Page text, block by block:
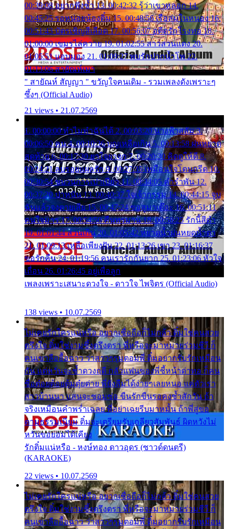
00:39:08 อยากฟังซ้ำ 13. 00:42:32 รู้ว่าเขาหลอก 14.
00:45:25 รอหน่อยน้องติ๋ม 15. 00:48:56 เรือล่มในหนอง 16.
00:51:43 บัตรเชิญสีเลือด 17. 00:56:07 อดีตรักโรงทอ 18.
01:00:00 เขมรไล่ควาย 19. 01:02:55 สาวสวนแตง 20.
01:05:51 แอบมอง 21. 01:09:27 พบรักปากน้ำโพ 22.
01:13:06 สายัณห์เมา
" สายัณห์ สัญญา " ขวัญใจคนเดิม - รวมเพลงดังเพราะๆ
ซึ้งๆ (Official Audio)
21 views • 21.07.2569
1. 00:00:00 ทำไมทำฉันได้ 2. 00:03:20 นางฟ้าสลัม 3.
00:06:50 คน 4. 00:10:36 บุญเหลือเกิน 5. 00:13:58 ฝนหยาด
สุดท้าย 6. 00:17:30 ยาใจยาจก 7. 00:20:30 คิดดูให้ดี 8.
00:24:21 ลบรอยแผลรัก 9. 00:27:35 เหมือนใจโดนกรีด 10.
00:30:54 ขบวนการเปาเปียว 11. 00:34:05 คำรำพัน 12.
00:37:20 ปาหนัน 13. 00:40:37 ใจเจ้ากรรม 14. 00:44:15 จูบ
ฉันแล้วจงตายเสีย 15. 00:47:24 ขอสูมาเต๊อะ 16. 00:51:11
คนใจมาร 17. 00:54:50 คืนทรมาน 18. 00:58:25 รักนี้สีดำ
19. 01:01:44 ส่วนเกิน 20. 01:05:42 หยาดน้ำฝนหยดน้ำตา
21. 01:09:13 เหลือเพียงฝัน 22. 01:13:26 เขา 23. 01:16:37
ขอรักคืน 24. 01:19:56 คนเรารักกันยาก 25. 01:23:06 หัวใจ
เถื่อน 26. 01:26:45 อยู่เพื่อลูก
เพลงเพราะเสนาะดวงใจ - ดาวใจ ไพจิตร (Official Audio)
138 views • 10.07.2569
ไม่เคยรักใครแน่หรือ อยากเชื่อถือก็ไม่กล้า ติ๋มใช่คนสวย
ตรึงใจ ติ๋มใช่งามซึ้งตรึงตรา พี่หรือจะมาหมายร่วมชีวี ก็
คนเขาลืออื้อฉาว ว่าสาวๆรุมตอมพี่ ติ๋มอยากรับรักเหมือน
กัน แต่หวั่นจะช้ำดวงฤดี กลัวแฟนของพี่ชี้หน้าด่าทอ ก็คน
ชื่อต๋อยต้อยตุ้มตุ๋ยต่าย พี่ยังลืมได้ง่ายๆเลยหนอ แค่ตัวเรา
สาวบ้านนา แสนจะซอมซ่อ ขืนรักขืนรอคงช้ำสักวัน ถ้า
จริงเหมือนคำพร่ำเฉลย พี่อย่าเฉยรีบมาหมั้น ถ้าพี่สู่ขอ
ตามธรรมเนียม ติ๋มจะเตรียมรับเกลียวสัมพันธ์ ผิดหวังไม่
หวั่นขอยอมได้เคียง
รักติ๋มแน่หรือ - หงษ์ทอง ดาวอุดร (ซาวด์ดนตรี)
(KARAOKE)
22 views • 10.07.2569
ไม่เคยรักใครแน่หรือ อยากเชื่อถือก็ไม่กล้า ติ๋มใช่คนสวย
ตรึงใจ ติ๋มใช่งามซึ้งตรึงตรา พี่หรือจะมาหมายร่วมชีวี ก็
คนเขาลืออื้อฉาว ว่าสาวๆรุมตอมพี่ ติ๋มอยากรับรักเหมือน